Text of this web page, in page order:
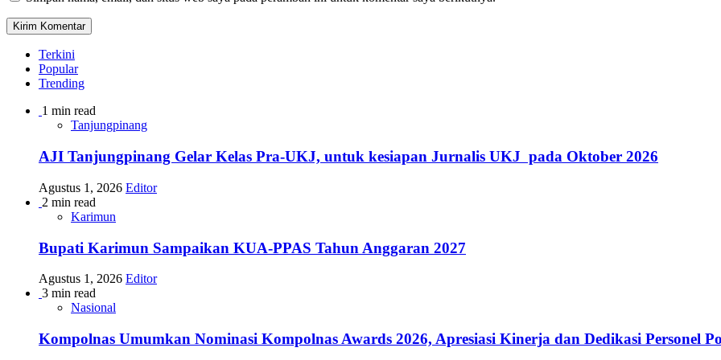
Terkini
Popular
Trending
1 min read
Tanjungpinang
AJI Tanjungpinang Gelar Kelas Pra-UKJ, untuk kesiapan Jurnalis UKJ pada Oktober 2026
Agustus 1, 2026 Editor
2 min read
Karimun
Bupati Karimun Sampaikan KUA-PPAS Tahun Anggaran 2027
Agustus 1, 2026 Editor
3 min read
Nasional
Kompolnas Umumkan Nominasi Kompolnas Awards 2026, Apresiasi Kinerja dan Dedikasi Personel